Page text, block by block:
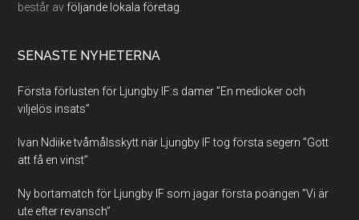
består av följande lokala företag.
SENASTE NYHETERNA
Första förlusten för Ljungby IF:s damer ”En medioker och
viljelös insats”
Ivan Ndiike tvåmålsskytt när Ljungby IF tog första segern ”Gott
att få en vinst”
Ny bortamatch för Ljungby IF som jagar första poängen ”Vi är
ute efter revansch”